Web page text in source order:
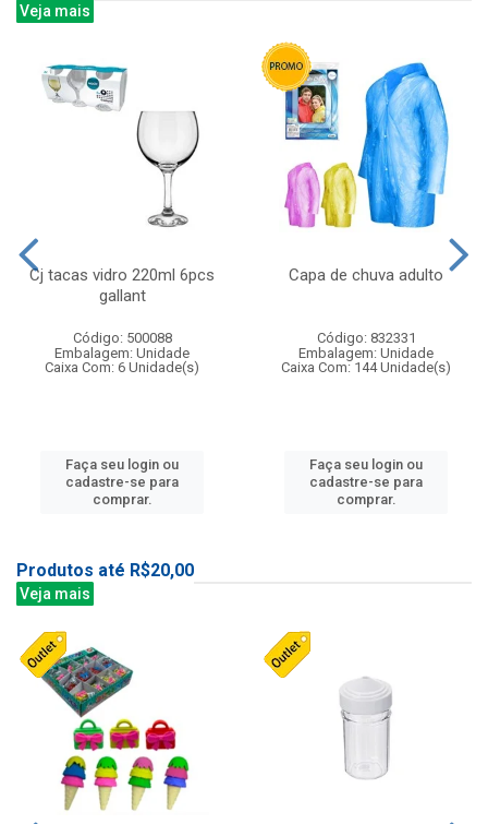
Veja mais
Cj tacas vidro 220ml 6pcs
gallant
Código: 500088
Embalagem: Unidade
Caixa Com: 6 Unidade(s)
Faça seu login ou
cadastre-se para
comprar.
Capa de chuva adulto
Código: 832331
Embalagem: Unidade
Caixa Com: 144 Unidade(s)
Faça seu login ou
cadastre-se para
comprar.
Produtos até R$20,00
Veja mais